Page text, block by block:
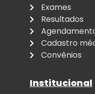
Exames
Resultados
Cadastro
Convênios
Institucional